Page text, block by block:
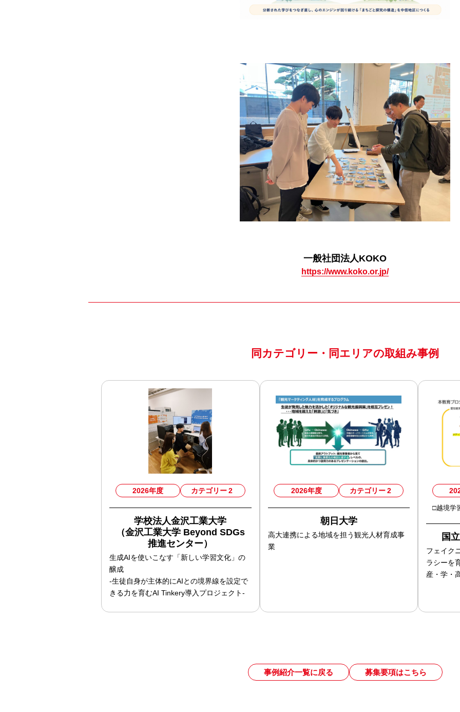
一般社団法人KOKO
https://www.koko.or.jp/
同カテゴリー・同エリアの取組み事例
2026年度 カテゴリー 2
学校法人金沢工業大学
（金沢工業大学 Beyond SDGs
推進センター）
生成AIを使いこなす「新しい学習文化」の
醸成
-生徒自身が主体的にAIとの境界線を設定で
きる力を育むAI Tinkery導入プロジェクト-
2026年度 カテゴリー2
朝日大学
高大連携による地域を担う観光人材育成事
業
□越境学
国
フェイク
ラシーを
産・学・
事例紹介一覧に戻る 募集要項はこちら